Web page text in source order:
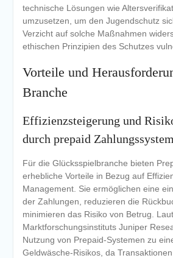
technische Lösungen wie
umzusetzen, um den Jugendschutz
Verzicht auf solche Maßnahmen
ethischen Prinzipien des Schutzes
Vorteile und
Branche
Effizienzsteigerung und
durch prepaid
Für die Glücksspielbranche bieten
erhebliche Vorteile in Bezug auf
Management. Sie ermöglichen eine
der Zahlungen, reduzieren die
minimieren das Risiko von Betrug.
Marktforschungsinstituts Juniper
Nutzung von Prepaid-Systemen zu
Geldwäsche-Risikos, da